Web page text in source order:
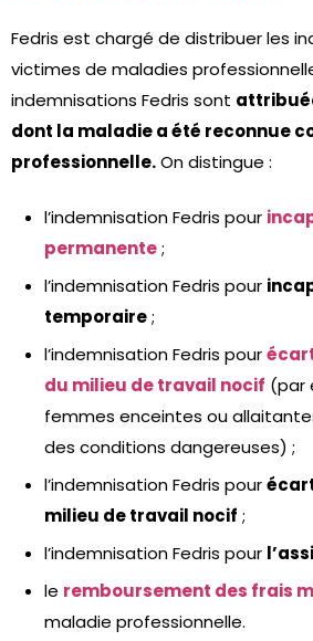
Fedris est chargé de distribuer les
victimes de maladies
indemnisations Fedris sont
dont la maladie a été reconnue
professionnelle.On distingue :
l’indemnisation Fedris pour
permanente;
l’indemnisation Fedris pour
temporaire;
l’indemnisation Fedris pour
du milieu de travail nocif (par
femmes enceintes ou
des conditions dangereuses) ;
l’indemnisation Fedris pour
milieu de travail nocif ;
l’indemnisation Fedris pour
le remboursement des frais
maladie professionnelle.